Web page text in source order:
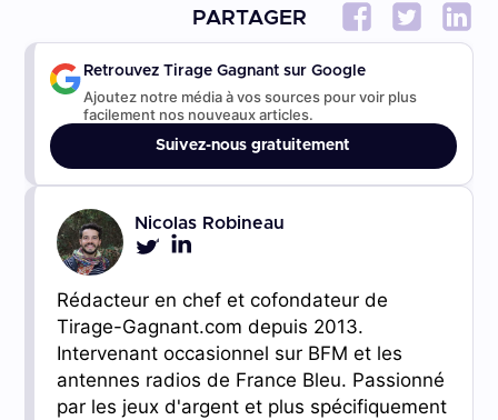
PARTAGER
Retrouvez Tirage Gagnant sur Google
Ajoutez notre média à vos sources pour voir plus
facilement nos nouveaux articles.
Suivez-nous gratuitement
Nicolas Robineau
Rédacteur en chef et cofondateur de
Tirage-Gagnant.com depuis 2013.
Intervenant occasionnel sur BFM et les
antennes radios de France Bleu. Passionné
par les jeux d'argent et plus spécifiquement